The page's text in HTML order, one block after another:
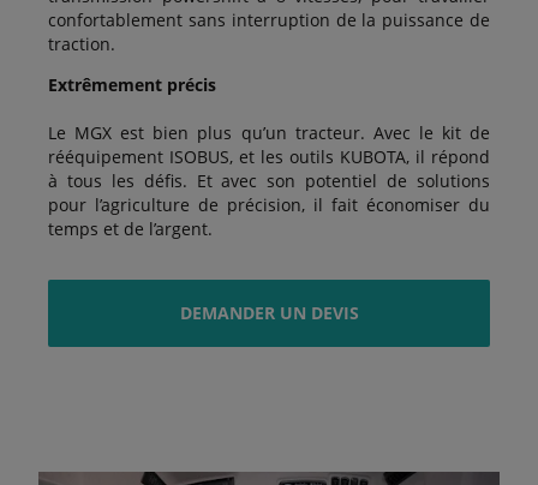
confortablement sans interruption de la puissance de
traction.
Extrêmement précis
Le MGX est bien plus qu’un tracteur. Avec le kit de
rééquipement ISOBUS, et les outils KUBOTA, il répond
à tous les défis. Et avec son potentiel de solutions
pour l’agriculture de précision, il fait économiser du
temps et de l’argent.
DEMANDER UN DEVIS